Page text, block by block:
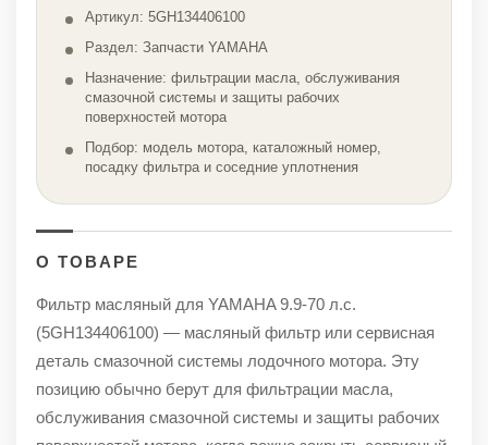
Артикул: 5GH134406100
Раздел: Запчасти YAMAHA
Назначение: фильтрации масла, обслуживания
смазочной системы и защиты рабочих
поверхностей мотора
Подбор: модель мотора, каталожный номер,
посадку фильтра и соседние уплотнения
О ТОВАРЕ
Фильтр масляный для YAMAHA 9.9-70 л.с.
(5GH134406100) — масляный фильтр или сервисная
деталь смазочной системы лодочного мотора. Эту
позицию обычно берут для фильтрации масла,
обслуживания смазочной системы и защиты рабочих